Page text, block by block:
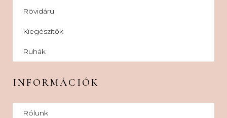
Rövidáru
Kiegészítők
Ruhák
INFORMÁCIÓK
Rólunk